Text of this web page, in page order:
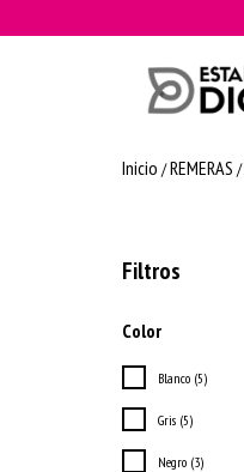
Inicio /REMERAS /
Filtros
Color
Blanco (5)
Gris (5)
Negro (3)